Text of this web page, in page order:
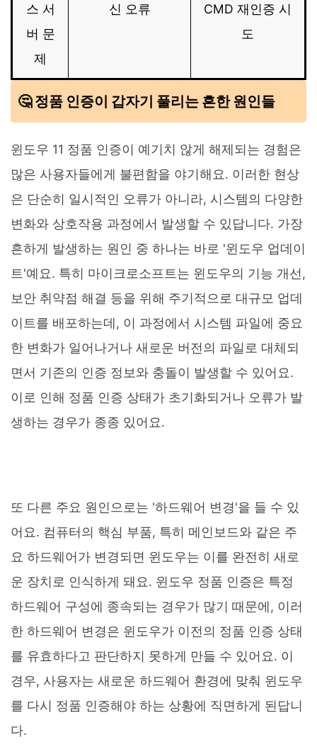
스 서
버 문
제
신 오류
CMD 재인증 시
도
🤔 정품 인증이 갑자기 풀리는 흔한 원인들
윈도우 11 정품 인증이 예기치 않게 해제되는 경험은
많은 사용자들에게 불편함을 야기해요. 이러한 현상
은 단순히 일시적인 오류가 아니라, 시스템의 다양한
변화와 상호작용 과정에서 발생할 수 있답니다. 가장
흔하게 발생하는 원인 중 하나는 바로 '윈도우 업데이
트'예요. 특히 마이크로소프트는 윈도우의 기능 개선,
보안 취약점 해결 등을 위해 주기적으로 대규모 업데
이트를 배포하는데, 이 과정에서 시스템 파일에 중요
한 변화가 일어나거나 새로운 버전의 파일로 대체되
면서 기존의 인증 정보와 충돌이 발생할 수 있어요.
이로 인해 정품 인증 상태가 초기화되거나 오류가 발
생하는 경우가 종종 있어요.
또 다른 주요 원인으로는 '하드웨어 변경'을 들 수 있
어요. 컴퓨터의 핵심 부품, 특히 메인보드와 같은 주
요 하드웨어가 변경되면 윈도우는 이를 완전히 새로
운 장치로 인식하게 돼요. 윈도우 정품 인증은 특정
하드웨어 구성에 종속되는 경우가 많기 때문에, 이러
한 하드웨어 변경은 윈도우가 이전의 정품 인증 상태
를 유효하다고 판단하지 못하게 만들 수 있어요. 이
경우, 사용자는 새로운 하드웨어 환경에 맞춰 윈도우
를 다시 정품 인증해야 하는 상황에 직면하게 된답니
다.